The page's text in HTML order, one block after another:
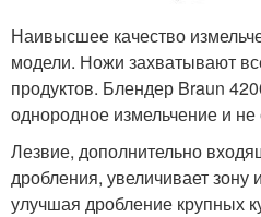
Наивысшее качество
модели. Ножи захватывают
продуктов. Блендер Braun
однородное измельчение и не
Лезвие, дополнительно
дробления, увеличивает
улучшая дробление крупных